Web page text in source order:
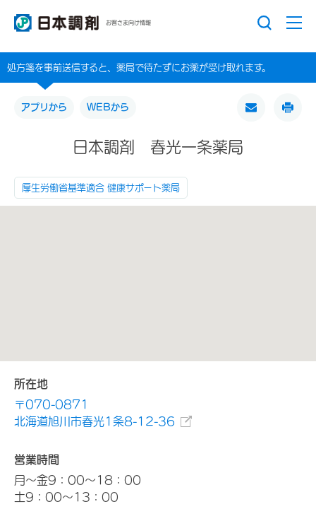
お客さま向け情報
処方箋を事前送信すると、薬局で待たずにお薬が受け取れます。
アプリから WEBから
日本調剤 春光一条薬局
厚生労働省基準適合 健康サポート薬局
所在地
〒070-0871
北海道旭川市春光1条8-12-36
営業時間
月～金9：00～18：00
土9：00～13：00